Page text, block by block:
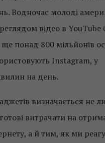
Водночас молоді
відео в YouTube
понад 800 мільйонів
Instagram, у
на день.
визначається не
витрачати на
а й тим, як ми